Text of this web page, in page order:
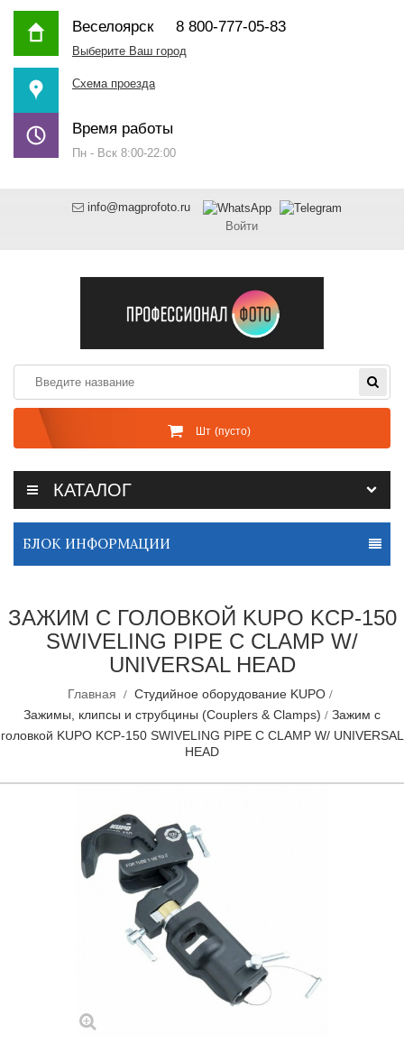
Веселоярск8 800-777-05-83
Выберите Ваш город
Схема проезда
Время работы
Пн - Вск 8:00-22:00
info@magprofoto.ru
Войти
Шт (пусто)
КАТАЛОГ
БЛОК ИНФОРМАЦИИ
ЗАЖИМ С ГОЛОВКОЙ KUPO KCP-150
SWIVELING PIPE C CLAMP W/
UNIVERSAL HEAD
Главная
Студийное оборудование KUPO
Зажимы, клипсы и струбцины (Couplers & Clamps)
Зажим с
головкой KUPO KCP-150 SWIVELING PIPE C CLAMP W/ UNIVERSAL
HEAD